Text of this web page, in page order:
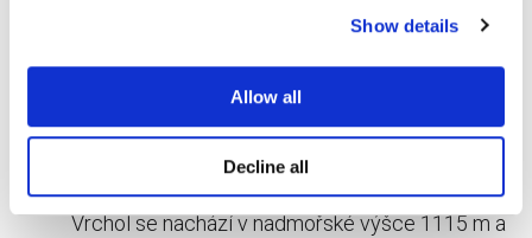
Show details
Allow all
Decline all
není čas váhat. Sbalte si kufr a objevte
. Na samotné Expo doporučujeme
Rozhledna Velká Deštnáv Orlických horách -
Vrchol se nachází v nadmořské výšce 1115 m a